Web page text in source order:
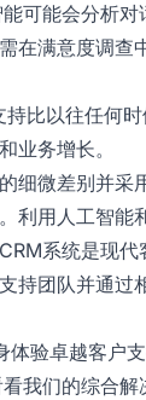
能可能会分析
在满意度调查
比以往任何
业务增长。
细微差别并采
利用人工智能
系统是现代
持团队并通过
体验卓越客户
我们的综合解